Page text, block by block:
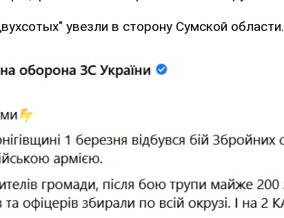
увезли в сторону Сумской области.